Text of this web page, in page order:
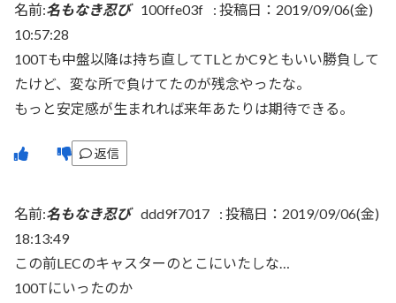
名前:名もなき忍び 100ffe03f : 投稿日：2019/09/06(金)
10:57:28
100Tも中盤以降は持ち直してTLとかC9ともいい勝負して
たけど、変な所で負けてたのが残念やったな。
もっと安定感が生まれれば来年あたりは期待できる。
返信
名前:名もなき忍び ddd9f7017 : 投稿日：2019/09/06(金)
18:13:49
この前LECのキャスターのとこにいたしな…
100Tにいったのか